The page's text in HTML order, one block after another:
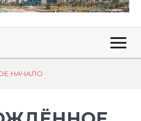
НАЧАЛО